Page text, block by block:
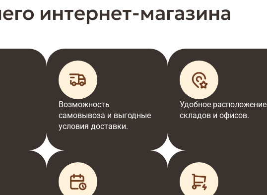
интернет-магазина
Возможность
самовывоза и выгодные
условия доставки.
Удобное расположение
складов и офисов.